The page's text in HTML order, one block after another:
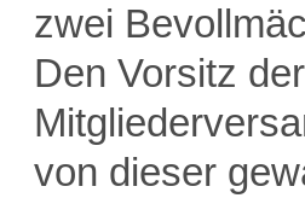
zwei
Den Vorsitz der
von dieser